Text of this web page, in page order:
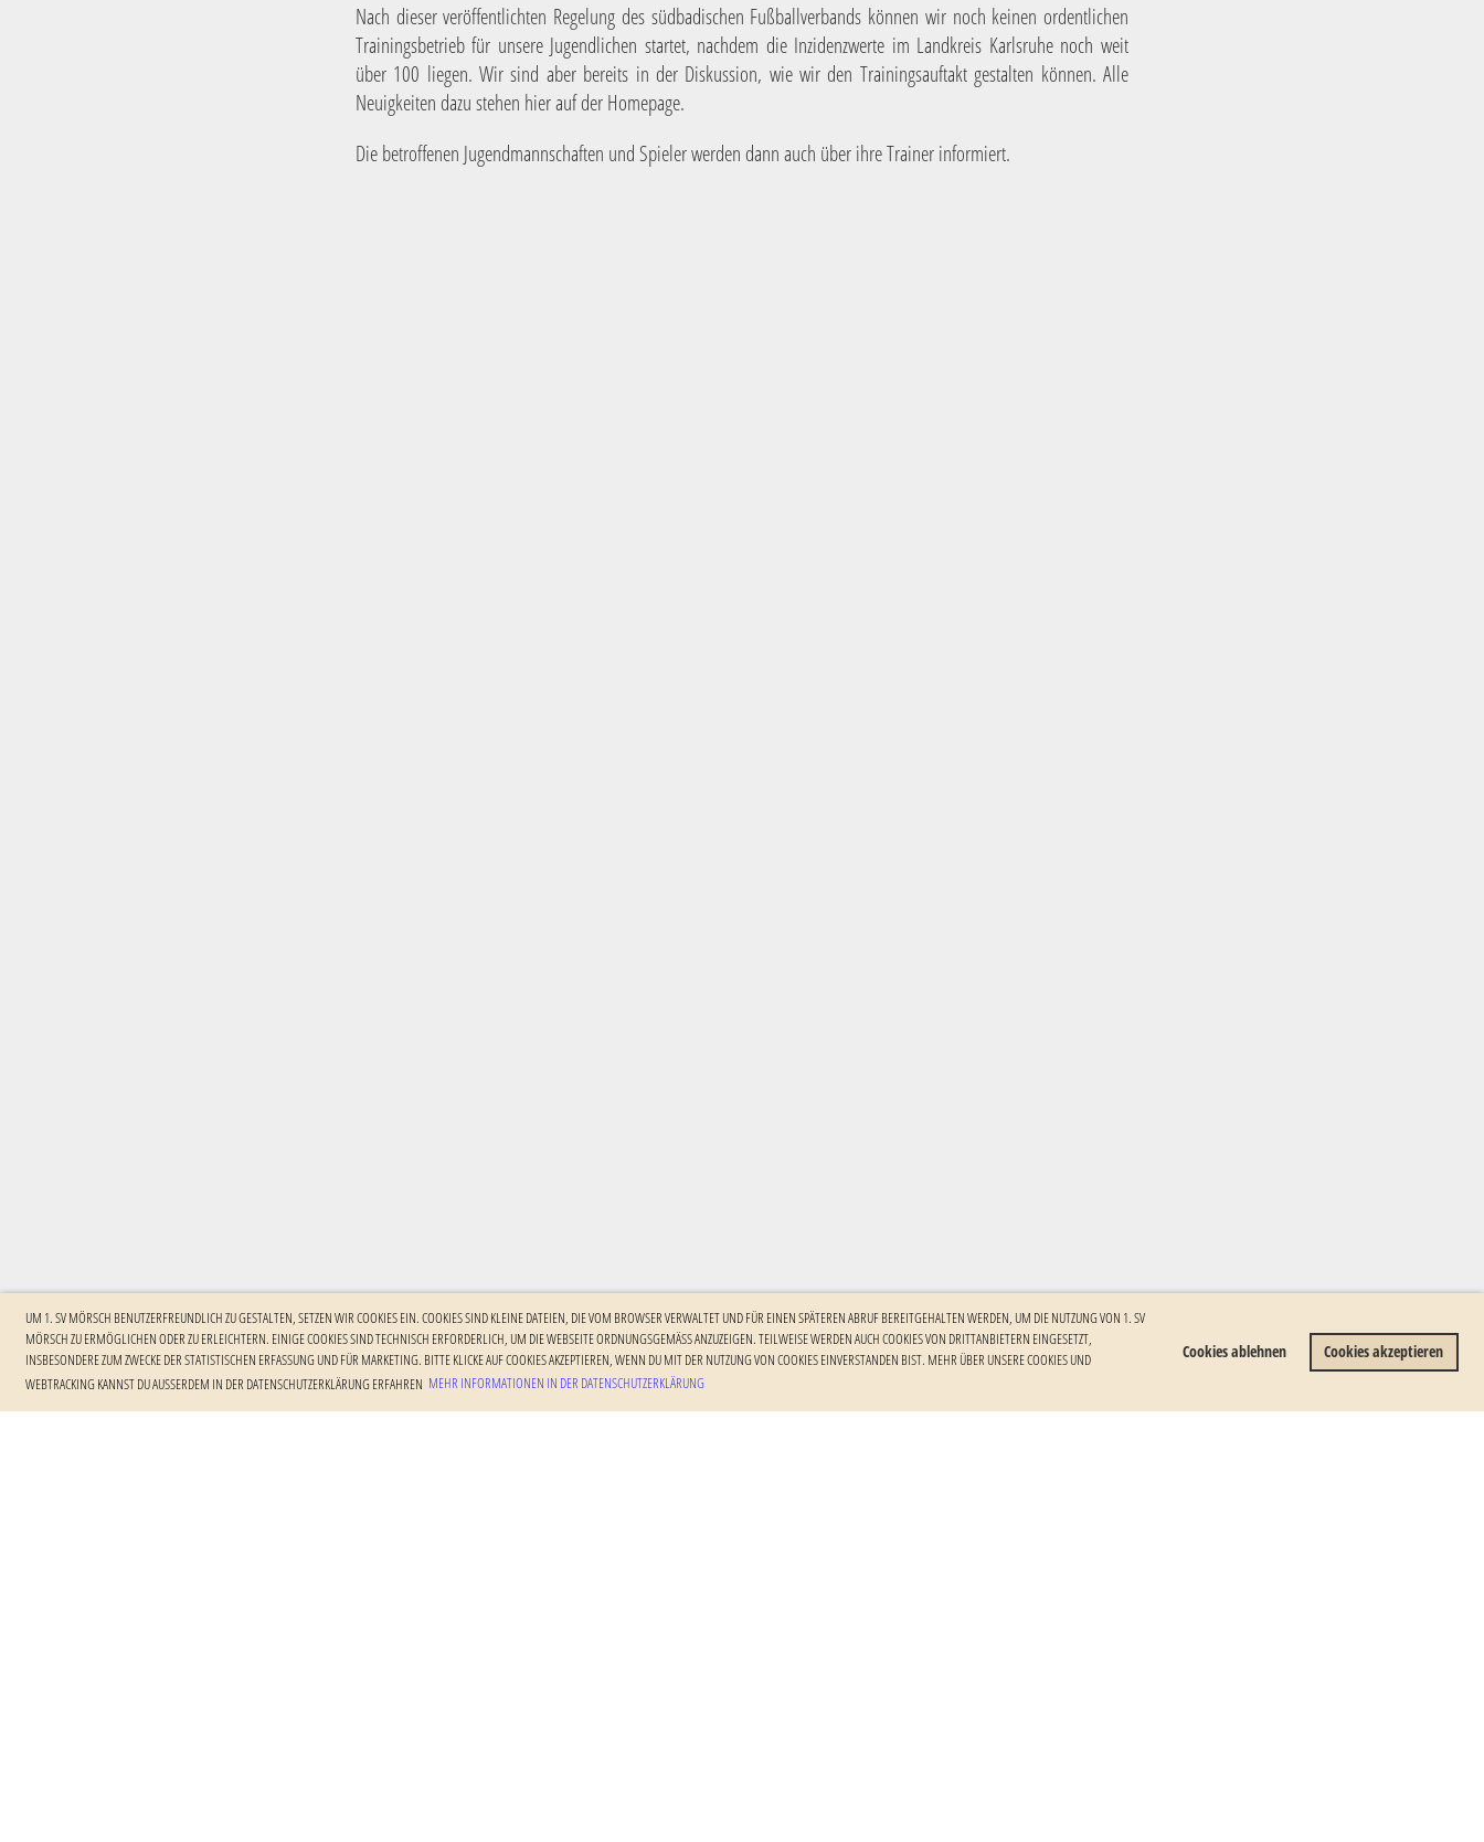
UM 1. SV MÖRSCH BENUTZERFREUNDLICH ZU GESTALTEN, SETZEN WIR COOKIES EIN. COOKIES SIND KLEINE DATEIEN, DIE VOM BROWSER VERWALTET UND FÜR EINEN SPÄTEREN ABRUF BEREITGEHALTEN WERDEN, UM DIE NUTZUNG VON 1. SV
MÖRSCH ZU ERMÖGLICHEN ODER ZU ERLEICHTERN. EINIGE COOKIES SIND TECHNISCH ERFORDERLICH, UM DIE WEBSEITE ORDNUNGSGEMÄSS ANZUZEIGEN. TEILWEISE WERDEN AUCH COOKIES VON DRITTANBIETERN EINGESETZT, I
NSBESONDERE ZUM ZWECKE DER STATISTISCHEN ERFASSUNG UND FÜR MARKETING. BITTE KLICKE AUF COOKIES AKZEPTIEREN, WENN DU MIT DER NUTZUNG VON COOKIES EINVERSTANDEN BIST. MEHR ÜBER UNSERE COOKIES UND W
EBTRACKING KANNST DU AUSSERDEM IN DER DATENSCHUTZERKLÄRUNG ERFAHREN
MEHR INFORMATIONEN IN DER DATENSCHUTZERKLÄRUNG
Cookies ablehnen Cookies akzeptieren
Nach dieser veröffentlichten Regelung des südbadischen Fußballverbands können wir noch keinen ordentlichen
Trainingsbetrieb für unsere Jugendlichen startet, nachdem die Inzidenzwerte im Landkreis Karlsruhe noch weit
über 100 liegen. Wir sind aber bereits in der Diskussion, wie wir den Trainingsauftakt gestalten können. Alle
Neuigkeiten dazu stehen hier auf der Homepage.
Die betroffenen Jugendmannschaften und Spieler werden dann auch über ihre Trainer informiert.